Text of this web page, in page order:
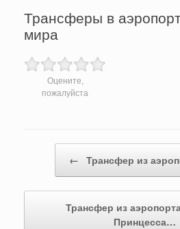
Трансферы в
мира
Оцените,
пожалуйста
Post navigation
← Трансфер из
Трансфер из
Принцесса…